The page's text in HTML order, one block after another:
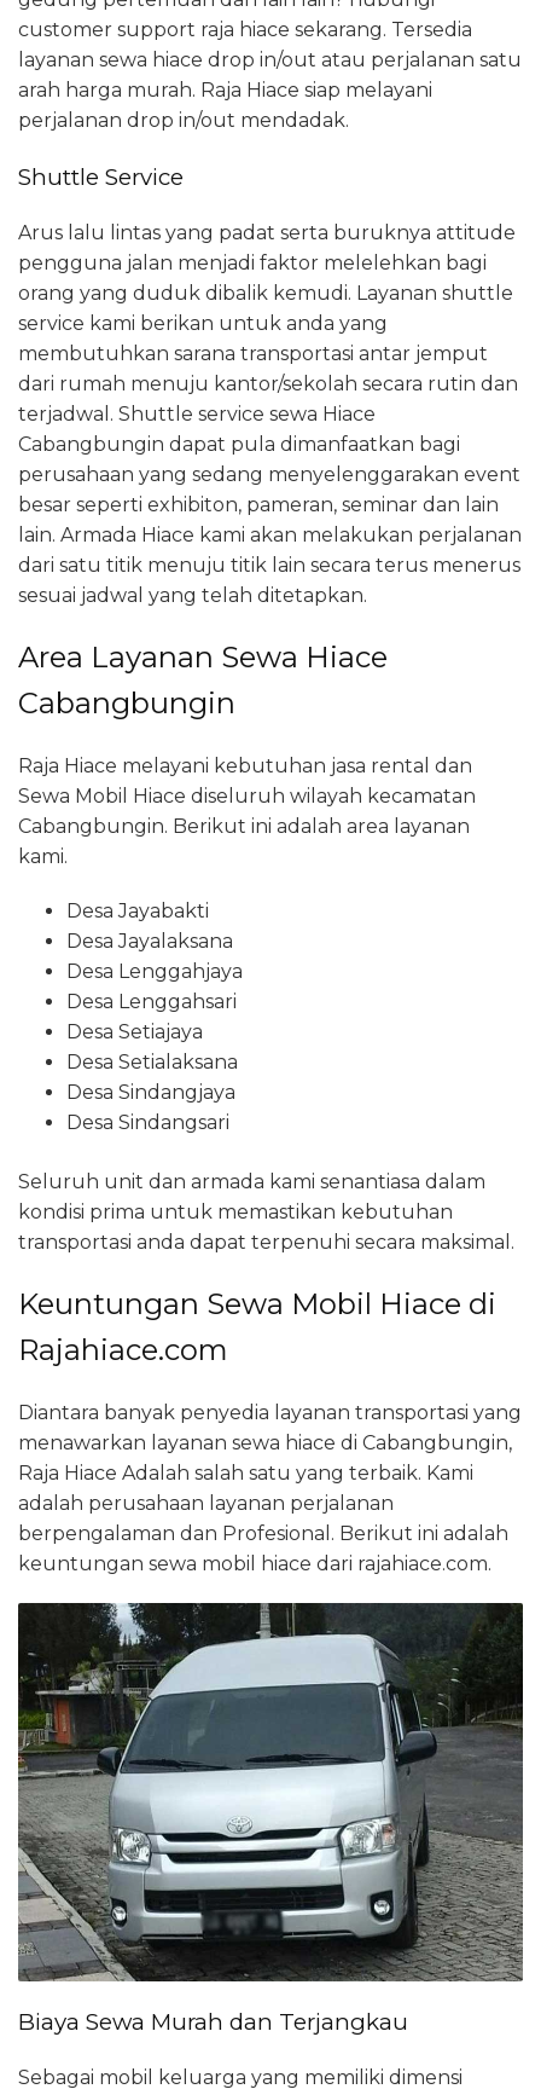
customer support raja hiace sekarang. Tersedia
layanan sewa hiace drop in/out atau perjalanan satu
arah harga murah. Raja Hiace siap melayani
perjalanan drop in/out mendadak.
Shuttle Service
Arus lalu lintas yang padat serta buruknya attitude
pengguna jalan menjadi faktor melelehkan bagi
orang yang duduk dibalik kemudi. Layanan shuttle
service kami berikan untuk anda yang
membutuhkan sarana transportasi antar jemput
dari rumah menuju kantor/sekolah secara rutin dan
terjadwal. Shuttle service sewa Hiace
Cabangbungin dapat pula dimanfaatkan bagi
perusahaan yang sedang menyelenggarakan event
besar seperti exhibiton, pameran, seminar dan lain
lain. Armada Hiace kami akan melakukan perjalanan
dari satu titik menuju titik lain secara terus menerus
sesuai jadwal yang telah ditetapkan.
Area Layanan Sewa Hiace
Cabangbungin
Raja Hiace melayani kebutuhan jasa rental dan
Sewa Mobil Hiace diseluruh wilayah kecamatan
Cabangbungin. Berikut ini adalah area layanan
kami.
Desa Jayabakti
Desa Jayalaksana
Desa Lenggahjaya
Desa Lenggahsari
Desa Setiajaya
Desa Setialaksana
Desa Sindangjaya
Desa Sindangsari
Seluruh unit dan armada kami senantiasa dalam
kondisi prima untuk memastikan kebutuhan
transportasi anda dapat terpenuhi secara maksimal.
Keuntungan Sewa Mobil Hiace di
Rajahiace.com
Diantara banyak penyedia layanan transportasi yang
menawarkan layanan sewa hiace di Cabangbungin,
Raja Hiace Adalah salah satu yang terbaik. Kami
adalah perusahaan layanan perjalanan
berpengalaman dan Profesional. Berikut ini adalah
keuntungan sewa mobil hiace dari rajahiace.com.
Biaya Sewa Murah dan Terjangkau
Sebagai mobil keluarga yang memiliki dimensi